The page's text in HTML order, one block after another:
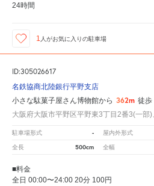
24時間
1 人がお気に入りの駐車場
ID:305026617
名鉄協商北陸銀行平野支店
小さな駄菓子屋さん博物館から 362m 徒歩
大阪府大阪市平野区平野東3丁目2番3(一
駐車場形式 - 屋内外形式
全長 500cm 全幅
■料金
全日 00:00〜24:00 20分 100円